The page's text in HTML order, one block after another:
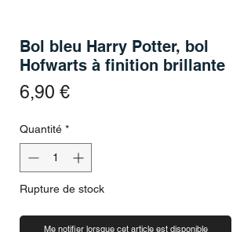
Bol bleu Harry Potter, bol
Hofwarts à finition brillante
6,90 €Prix
Quantité *
Rupture de stock
Me notifier lorsque cet article est disponible